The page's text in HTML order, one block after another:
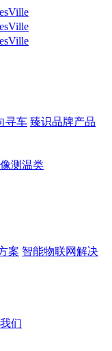
寻车 臻识品牌产品
测温类
案 智能物联网解决
们